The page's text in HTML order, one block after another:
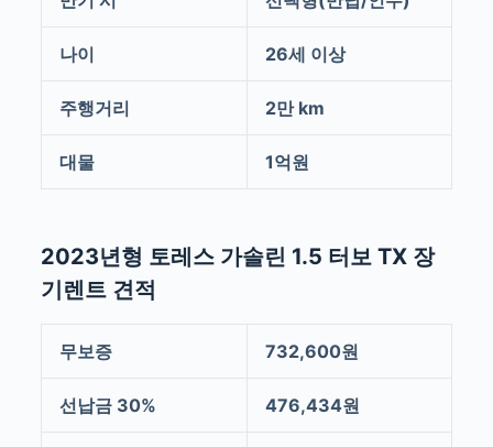
나이 26세 이상
주행거리 2만 km
대물 1억원
2023년형 토레스 가솔린 1.5 터보 TX 장
기렌트 견적
무보증 732,600원
선납금 30% 476,434원